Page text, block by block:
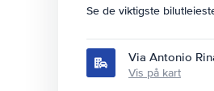
Se de viktigste
Via Antonio
Vis på kart